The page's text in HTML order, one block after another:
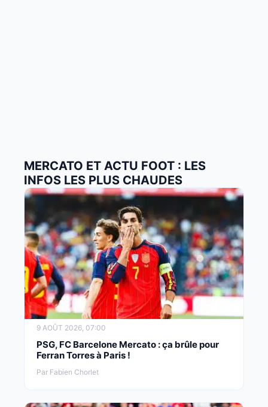
MERCATO ET ACTU FOOT : LES
INFOS LES PLUS CHAUDES
9 AOÛT 2026, 07:00
PSG, FC Barcelone Mercato : ça brûle pour
Ferran Torres à Paris !
Par Fabien Chorlet